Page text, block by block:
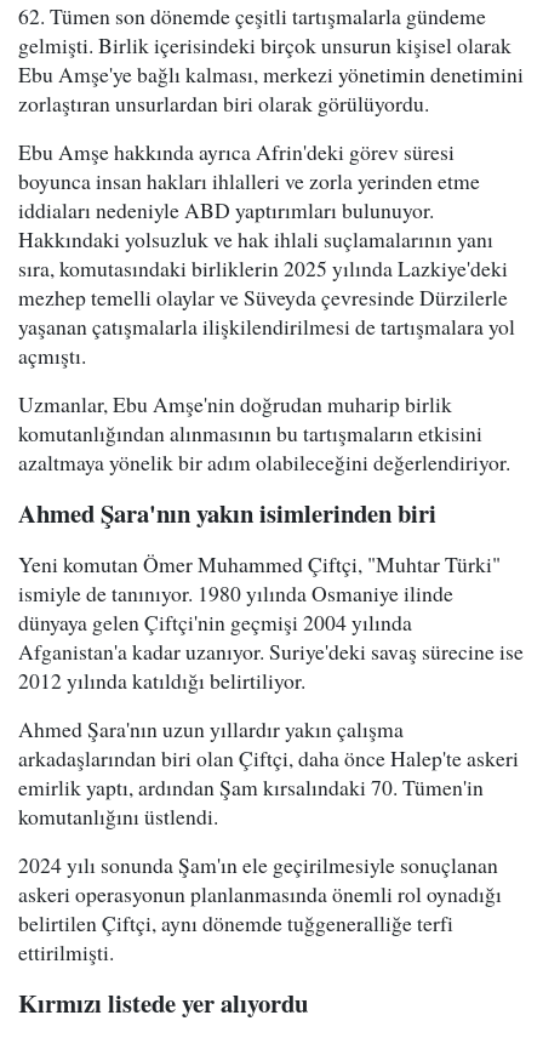
62. Tümen son dönemde çeşitli tartışmalarla gündeme
gelmişti. Birlik içerisindeki birçok unsurun kişisel olarak
Ebu Amşe'ye bağlı kalması, merkezi yönetimin denetimini
zorlaştıran unsurlardan biri olarak görülüyordu.
Ebu Amşe hakkında ayrıca Afrin'deki görev süresi
boyunca insan hakları ihlalleri ve zorla yerinden etme
iddiaları nedeniyle ABD yaptırımları bulunuyor.
Hakkındaki yolsuzluk ve hak ihlali suçlamalarının yanı
sıra, komutasındaki birliklerin 2025 yılında Lazkiye'deki
mezhep temelli olaylar ve Süveyda çevresinde Dürzilerle
yaşanan çatışmalarla ilişkilendirilmesi de tartışmalara yol
açmıştı.
Uzmanlar, Ebu Amşe'nin doğrudan muharip birlik
komutanlığından alınmasının bu tartışmaların etkisini
azaltmaya yönelik bir adım olabileceğini değerlendiriyor.
Ahmed Şara'nın yakın isimlerinden biri
Yeni komutan Ömer Muhammed Çiftçi, "Muhtar Türki"
ismiyle de tanınıyor. 1980 yılında Osmaniye ilinde
dünyaya gelen Çiftçi'nin geçmişi 2004 yılında
Afganistan'a kadar uzanıyor. Suriye'deki savaş sürecine ise
2012 yılında katıldığı belirtiliyor.
Ahmed Şara'nın uzun yıllardır yakın çalışma
arkadaşlarından biri olan Çiftçi, daha önce Halep'te askeri
emirlik yaptı, ardından Şam kırsalındaki 70. Tümen'in
komutanlığını üstlendi.
2024 yılı sonunda Şam'ın ele geçirilmesiyle sonuçlanan
askeri operasyonun planlanmasında önemli rol oynadığı
belirtilen Çiftçi, aynı dönemde tuğgeneralliğe terfi
ettirilmişti.
Kırmızı listede yer alıyordu